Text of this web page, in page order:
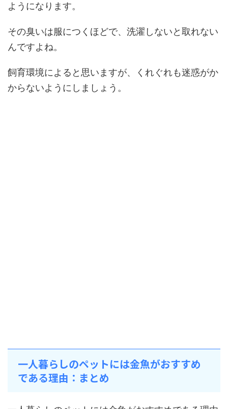
ようになります。
その臭いは服につくほどで、洗濯しないと取れない
んですよね。
飼育環境によると思いますが、くれぐれも迷惑がか
からないようにしましょう。
一人暮らしのペットには金魚がおすすめ
である理由：まとめ